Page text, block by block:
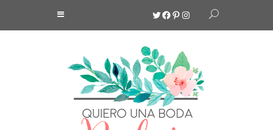
Twitter
Facebook
Pinterest
Instagram